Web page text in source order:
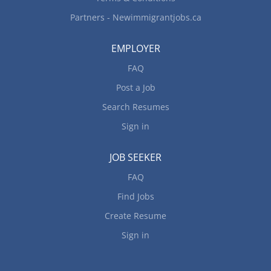
Partners - Newimmigrantjobs.ca
EMPLOYER
FAQ
Post a Job
Search Resumes
Sign in
JOB SEEKER
FAQ
Find Jobs
Create Resume
Sign in